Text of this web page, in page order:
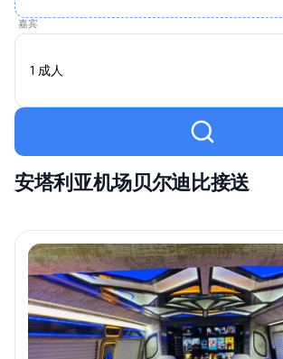
嘉宾
1 成人
安塔利亚机场贝尔迪比接送